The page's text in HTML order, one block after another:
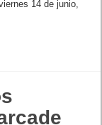
14 de junio,